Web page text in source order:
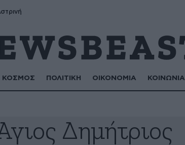
ΚΟΣΜΟΣ ΠΟΛΙΤΙΚΗ ΟΙΚΟΝΟΜΙΑ ΚΟΙΝΩΝΙΑ
Δημήτριος